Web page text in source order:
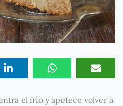
el frío y apetece volver a